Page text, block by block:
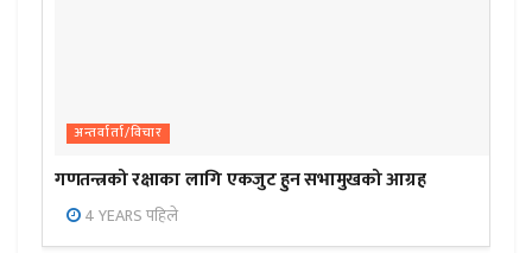
अन्तर्वार्ता/विचार
गणतन्त्रको रक्षाका लागि एकजुट हुन सभामुखको आग्रह
4 YEARS पहिले